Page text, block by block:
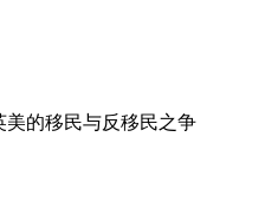
美的移民与反移民之争